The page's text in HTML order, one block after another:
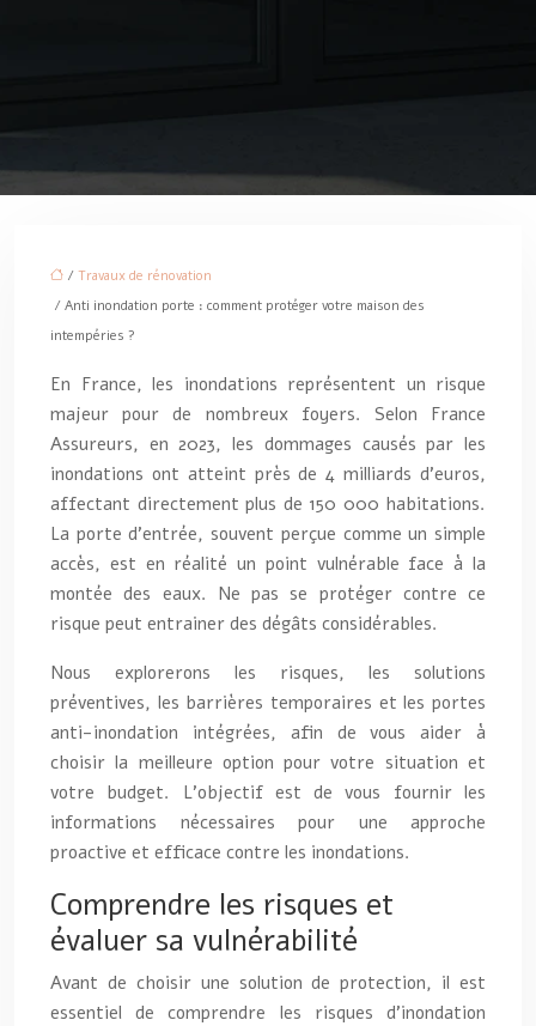
/ Travaux de rénovation
/ Anti inondation porte : comment protéger votre maison des
intempéries ?
En France, les inondations représentent un risque
majeur pour de nombreux foyers. Selon France
Assureurs, en 2023, les dommages causés par les
inondations ont atteint près de 4 milliards d’euros,
affectant directement plus de 150 000 habitations.
La porte d’entrée, souvent perçue comme un simple
accès, est en réalité un point vulnérable face à la
montée des eaux. Ne pas se protéger contre ce
risque peut entrainer des dégâts considérables.
Nous explorerons les risques, les solutions
préventives, les barrières temporaires et les portes
anti-inondation intégrées, afin de vous aider à
choisir la meilleure option pour votre situation et
votre budget. L’objectif est de vous fournir les
informations nécessaires pour une approche
proactive et efficace contre les inondations.
Comprendre les risques et
évaluer sa vulnérabilité
Avant de choisir une solution de protection, il est
essentiel de comprendre les risques d’inondation